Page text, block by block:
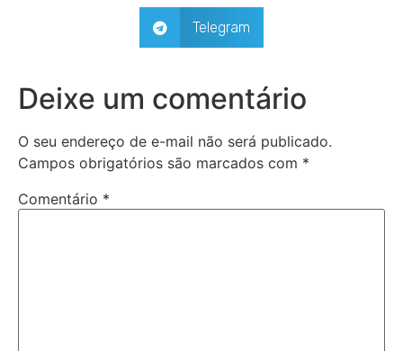
Telegram
Deixe um comentário
O seu endereço de e-mail não será publicado.
Campos obrigatórios são marcados com *
Comentário *